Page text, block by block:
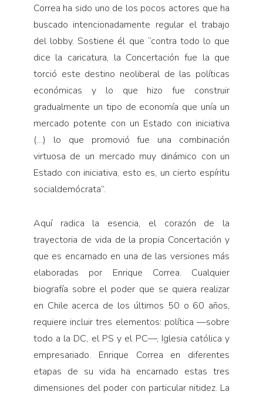
Correa ha sido uno de los pocos actores que ha
buscado intencionadamente regular el trabajo
del lobby. Sostiene él que “contra todo lo que
dice la caricatura, la Concertación fue la que
torció este destino neoliberal de las políticas
económicas y lo que hizo fue construir
gradualmente un tipo de economía que unía un
mercado potente con un Estado con iniciativa
(…) lo que promovió fue una combinación
virtuosa de un mercado muy dinámico con un
Estado con iniciativa, esto es, un cierto espíritu
socialdemócrata”.
Aquí radica la esencia, el corazón de la
trayectoria de vida de la propia Concertación y
que es encarnado en una de las versiones más
elaboradas por Enrique Correa. Cualquier
biografía sobre el poder que se quiera realizar
en Chile acerca de los últimos 50 o 60 años,
requiere incluir tres elementos: política —sobre
todo a la DC, el PS y el PC—, Iglesia católica y
empresariado. Enrique Correa en diferentes
etapas de su vida ha encarnado estas tres
dimensiones del poder con particular nitidez. La